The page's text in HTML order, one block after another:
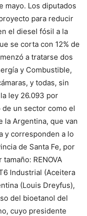
mayo. Los diputados
para reducir
el diesel fósil a la
se corta con 12% de
a tratarse dos
y Combustible,
y todas, sin
ley 26.093 por
de un sector como el
la Argentina, que van
y corresponden a lo
de Santa Fe, por
RENOVA
Industrial (Aceitera
(Louis Dreyfus),
del bioetanol del
cuyo presidente